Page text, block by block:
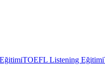
TOEFL Listening Eğitimi